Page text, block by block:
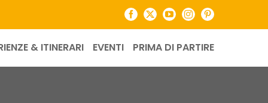
Facebook
X YouTubeInstagramPinterest
& ITINERARI EVENTI PRIMA DI PARTIRE